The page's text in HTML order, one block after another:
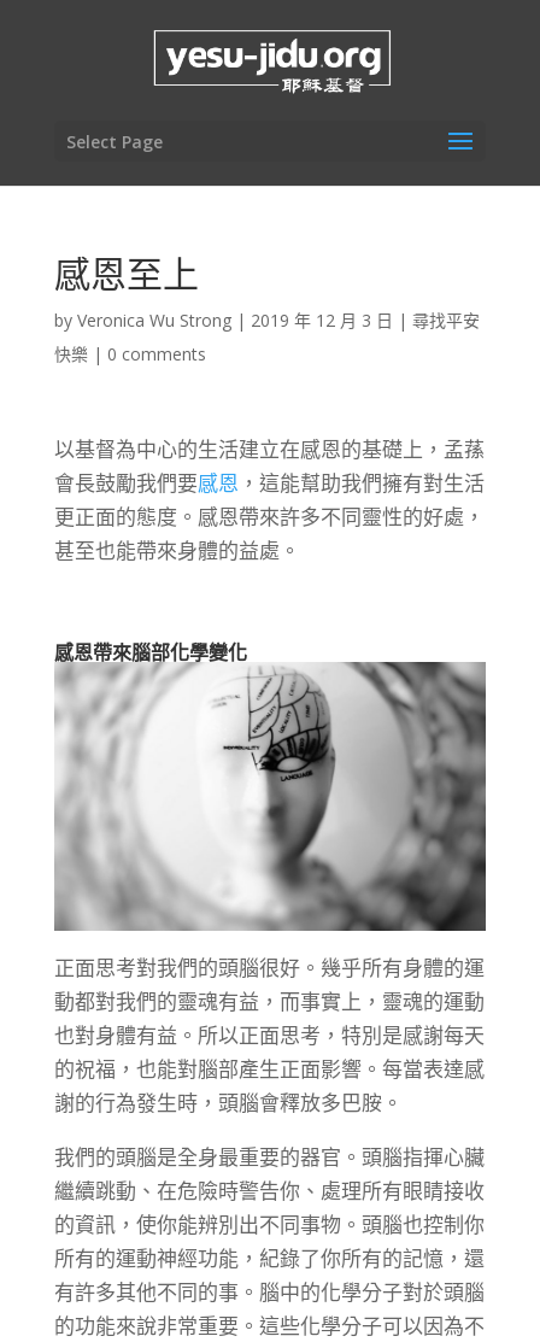
Select Page
感恩至上
by Veronica Wu Strong| 2019 年 12 月 3 日 | 尋找平安
快樂| 0 comments
以基督為中心的生活建立在感恩的基礎上，孟蓀
會長鼓勵我們要感恩 ，這能幫助我們擁有對生活
更正面的態度。感恩帶來許多不同靈性的好處，
甚至也能帶來身體的益處。
感恩帶來腦部化學變化
正面思考對我們的頭腦很好。幾乎所有身體的運
動都對我們的靈魂有益，而事實上，靈魂的運動
也對身體有益。所以正面思考，特別是感謝每天
的祝福，也能對腦部產生正面影響。每當表達感
謝的行為發生時，頭腦會釋放多巴胺。
我們的頭腦是全身最重要的器官。頭腦指揮心臟
繼續跳動、在危險時警告你、處理所有眼睛接收
的資訊，使你能辨別出不同事物。頭腦也控制你
所有的運動神經功能，紀錄了你所有的記憶，還
有許多其他不同的事。腦中的化學分子對於頭腦
的功能來說非常重要。這些化學分子可以因為不